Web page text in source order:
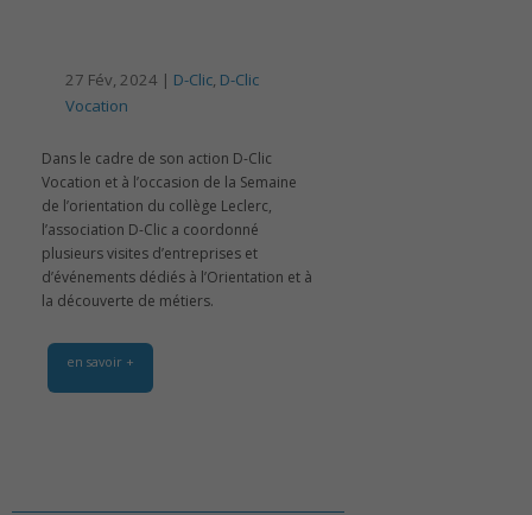
27 Fév, 2024 | D-Clic, D-Clic
Vocation
Dans le cadre de son action D-Clic
Vocation et à l’occasion de la Semaine
de l’orientation du collège Leclerc,
l’association D-Clic a coordonné
plusieurs visites d’entreprises et
d’événements dédiés à l’Orientation et à
la découverte de métiers.
en savoir +